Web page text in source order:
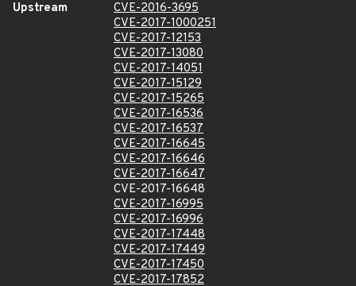
Upstream
CVE-2016-3695
CVE-2017-1000251
CVE-2017-12153
CVE-2017-13080
CVE-2017-14051
CVE-2017-15129
CVE-2017-15265
CVE-2017-16536
CVE-2017-16537
CVE-2017-16645
CVE-2017-16646
CVE-2017-16647
CVE-2017-16648
CVE-2017-16995
CVE-2017-16996
CVE-2017-17448
CVE-2017-17449
CVE-2017-17450
CVE-2017-17852